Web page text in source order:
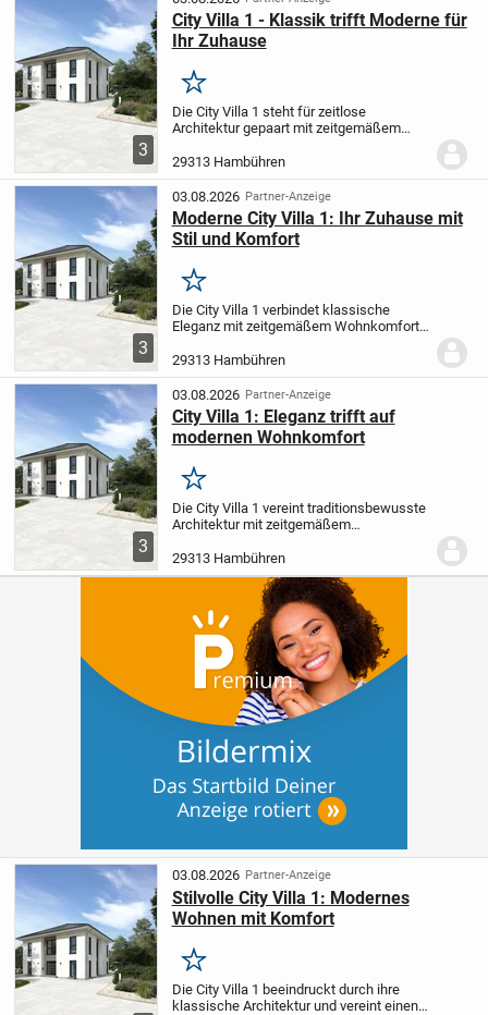
3
City Villa 1 - Klassik trifft Moderne für
Ihr Zuhause
Merken
Die City Villa 1 steht für zeitlose
Architektur gepaart mit zeitgemäßem
gehaltene Wohn- und Essbereich
verspricht ein entspanntes Ambiente -
perfekt für gemütliche...
29313 Hambühren
3
03.08.2026 Partner-Anzeige
Moderne City Villa 1: Ihr Zuhause mit
Stil und Komfort
Merken
Die City Villa 1 verbindet klassische
Eleganz mit zeitgemäßem Wohnkomfort.
Essbereich schafft eine einladende
Atmosphäre für entspannte
Familienzeiten und...
29313 Hambühren
3
03.08.2026 Partner-Anzeige
City Villa 1: Eleganz trifft auf
modernen Wohnkomfort
Merken
Die City Villa 1 vereint traditionsbewusste
Architektur mit zeitgemäßem
Essbereich, dem Herzstück des Hauses,
finden Sie reichlich Platz für
Familienabende oder...
29313 Hambühren
03.08.2026 Partner-Anzeige
Stilvolle City Villa 1: Modernes
Wohnen mit Komfort
Merken
Die City Villa 1 beeindruckt durch ihre
klassische Architektur und vereint einen